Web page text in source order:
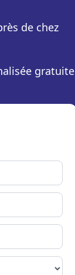
de chez
gratuite